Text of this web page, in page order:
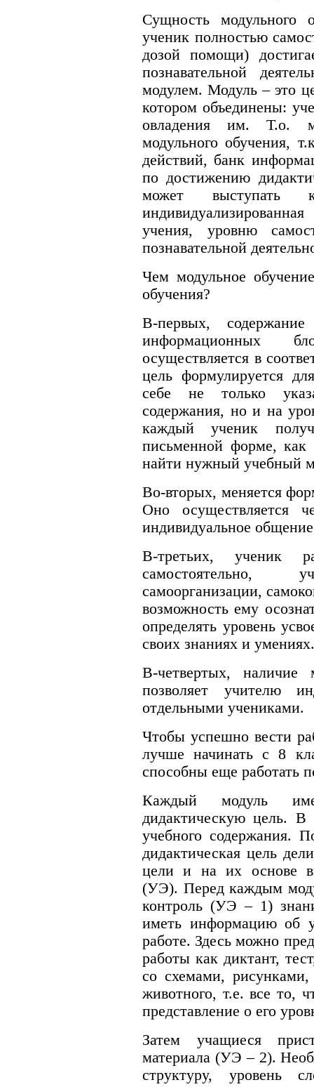
Сущность модульного
ученик полностью
дозой помощи)
познавательной
модулем. Модуль – это
котором объединены:
овладения им. Т.о.
модульного обучения,
действий, банк
по достижению
может выступать
учения, уровню
познавательной
Чем модульное
обучения?
В-первых, содержание
информационных
осуществляется в
цель формулируется
себе не только
содержания, но и на
каждый ученик
письменной форме, как
найти нужный учебный
Во-вторых, меняется
Оно осуществляется
индивидуальное
В-третьих, ученик
самостоятельно,
самоорганизации,
возможность ему
определять уровень
своих знаниях и умениях.
В-четвертых, наличие
позволяет учителю
отдельными учениками.
Чтобы успешно вести
лучше начинать с 8
способны еще работать
Каждый модуль
дидактическую цель. В
учебного содержания.
дидактическая цель
цели и на их основе
(УЭ). Перед каждым
контроль (УЭ – 1)
иметь информацию об
работе. Здесь можно
работы как диктант,
со схемами, рисунками,
животного, т.е. все то,
представление о его
Затем учащиеся
материала (УЭ – 2).
структуру, уровень